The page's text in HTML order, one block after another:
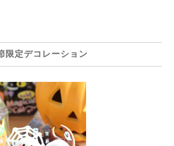
限定デコレーション